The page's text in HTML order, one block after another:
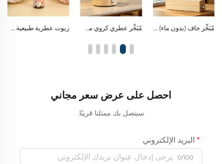
مُبَخِّر عطري كروي من الزجاج البورسيليكي يعمل بتقنية التبخير، ومزود بمفتاح تحكم واحد وإضاءة ليد دافئة تُستخدم كإضاءة زينة ليلية زيوت عطرية طبيعية متعددة الاستخدامات للعلاج العطري المنزلي، وتنقية رائحة السيارة، وصنع الحرف اليدوية المعطَّرة ذاتيًا زيت عطري نباتي طبيعي فاخر، وزيت عطري أساسي متميز لديكور المنزل ولخلق أجواء تشبه أجواء الفنادق
احصل على عرض سعر مجاني
سيتصل بك ممثلنا قريبًا.
البريد الإلكتروني
0/100